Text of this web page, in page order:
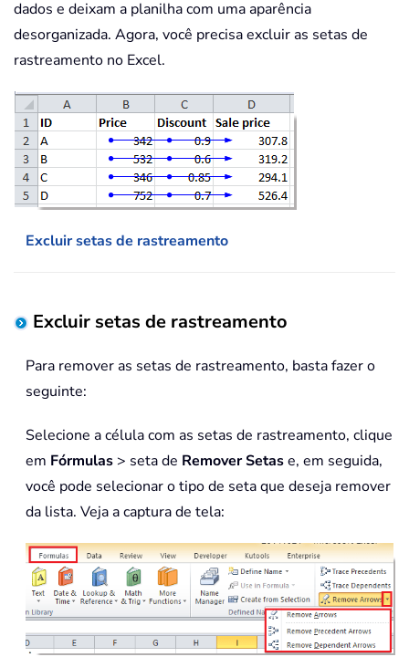
dados e deixam a planilha com uma aparência
desorganizada. Agora, você precisa excluir as setas de
rastreamento no Excel.
Excluir setas de rastreamento
Excluir setas de rastreamento
Para remover as setas de rastreamento, basta fazer o
seguinte:
Selecione a célula com as setas de rastreamento, clique
em Fórmulas > seta de Remover Setase, em seguida,
você pode selecionar o tipo de seta que deseja remover
da lista. Veja a captura de tela: